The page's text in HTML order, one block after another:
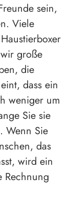
sein,
Viele
große
die
dass ein
weniger um
Sie sie
Wenn Sie
das
wird ein
Rechnung